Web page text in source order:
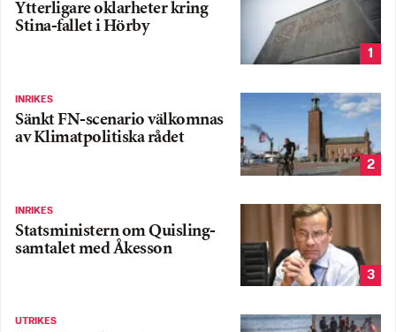
Ytterligare oklarheter kring
Stina-fallet i Hörby
1
INRIKES
Sänkt FN-scenario välkomnas
av Klimatpolitiska rådet
2
INRIKES
Statsministern om Quisling-
samtalet med Åkesson
3
UTRIKES